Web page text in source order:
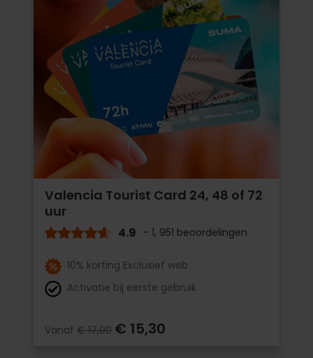
Valencia Tourist Card 24, 48 of 72
uur
4.9 - 1, 951 beoordelingen
10% korting Exclusief web
Activatie bij eerste gebruik
Vanaf € 17,00 € 15,30